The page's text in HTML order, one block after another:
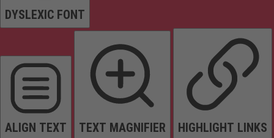
DYSLEXIC FONT
ALIGN TEXT TEXT MAGNIFIER HIGHLIGHT LINKS